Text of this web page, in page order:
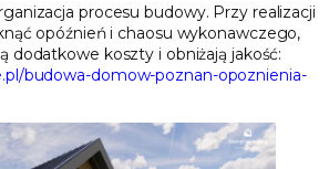
procesu budowy. Przy realizacji
opóźnień i chaosu wykonawczego,
dodatkowe koszty i obniżają jakość:
budowa-domow-poznan-opoznienia-